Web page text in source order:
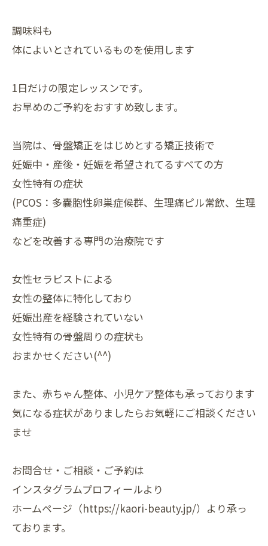
調味料も
体によいとされているものを使用します
1日だけの限定レッスンです。
お早めのご予約をおすすめ致します。
当院は、骨盤矯正をはじめとする矯正技術で
妊娠中・産後・⁡妊娠を希望されてるすべての方
女性特有の症状
(PCOS：多嚢胞性卵巣症候群、生理痛ピル常飲、生理
痛重症)
などを改善する専門の治療院です
女性セラピストによる
女性の整体に特化しており
妊娠出産を経験されていない
女性特有の骨盤周りの症状も
おまかせください(^^)
また、赤ちゃん整体、小児ケア整体も承っております
気になる症状がありましたらお気軽にご相談ください
ませ
お問合せ・ご相談・ご予約は
インスタグラムプロフィールより
ホームページ（https://kaori-beauty.jp/）より承っ
ております。